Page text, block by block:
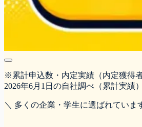
※累計申込数・内定実績（内定獲得
2026年6月1日の自社調べ（累計実績）
＼ 多くの企業・学生に選ばれていま